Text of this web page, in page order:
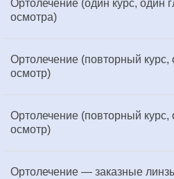
Ортолечение (один курс, один
осмотра)
Ортолечение (повторный курс,
осмотр)
Ортолечение (повторный курс,
осмотр)
Ортолечение — заказные